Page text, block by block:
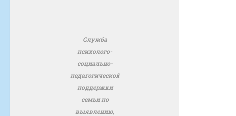
Служба
психолого-
социально-
педагогической
поддержки
семьи по
выявлению,